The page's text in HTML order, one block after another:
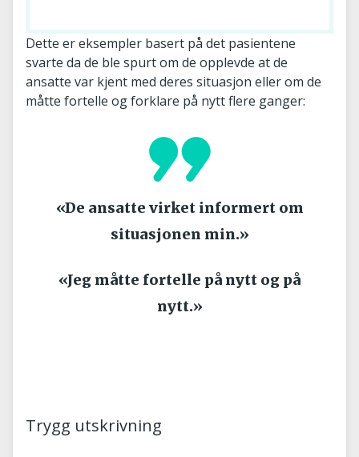
Dette er eksempler basert på det pasientene
svarte da de ble spurt om de opplevde at de
ansatte var kjent med deres situasjon eller om de
måtte fortelle og forklare på nytt flere ganger:
«De ansatte virket informert om
situasjonen min.»
«Jeg måtte fortelle på nytt og på
nytt.»
Trygg utskrivning